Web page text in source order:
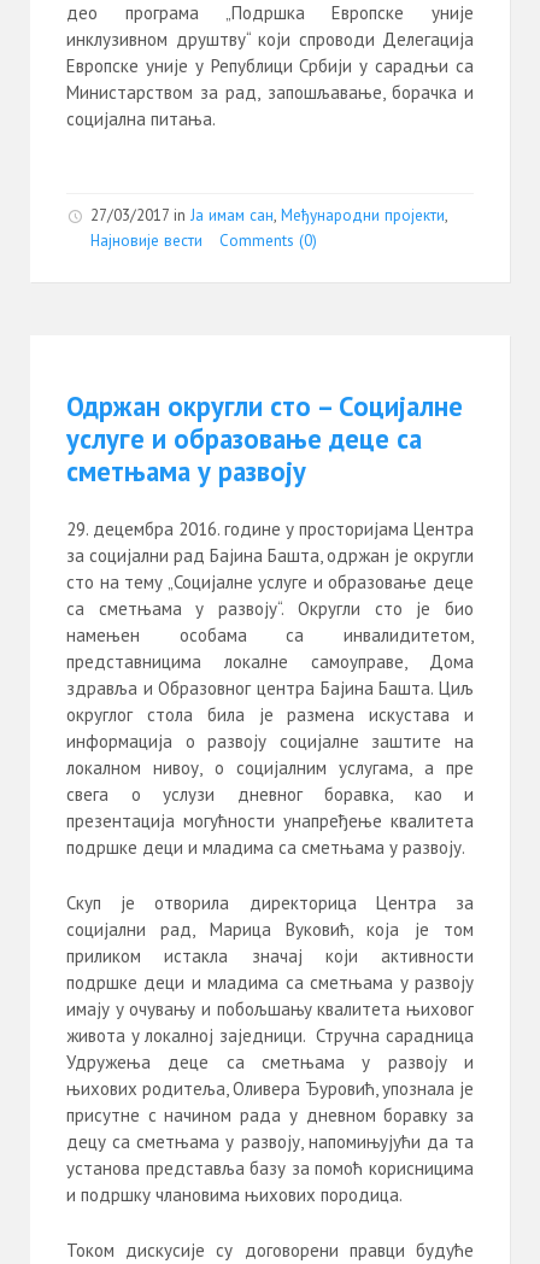
део програма „Подршка Европске уније
инклузивном друштву“ који спроводи Делегацијa
Европске уније у Републици Србији у сарадњи са
Министарством за рад, запошљавање, борачка и
социјална питања.
27/03/2017 in Ја имам сан, Међународни пројекти,
Најновије вести
Comments (0)
Одржан округли сто – Социјалне
услуге и образовање деце са
сметњама у развоју
децембра 2016. године у просторијама Центра
за социјални рад Бајина Башта, одржан је округли
сто на тему „Социјалне услуге и образовање деце
са сметњама у развоју“. Округли сто је био
намењен особама са инвалидитетом,
представницима локалне самоуправе, Дома
здравља и Образовног центра Бајина Башта. Циљ
округлог стола била је размена искустава и
информација о развоју социјалне заштите на
локалном нивоу, о социјалним услугама, а пре
свега о услузи дневног боравка, као и
презентација могућности унапређење квалитета
подршке деци и младима са сметњама у развоју.
Скуп је отворила директорица Центра за
социјални рад, Марица Вуковић, која је том
приликом истакла значај који активности
подршке деци и младима са сметњама у развоју
имају у очувању и побољшању квалитета њиховог
живота у локалној заједници. Стручна сарадница
Удружења деце са сметњама у развоју и
њихових родитеља, Оливера Ђуровић, упознала је
присутне с начином рада у дневном боравку за
децу са сметњама у развоју, напомињујући да та
установа представља базу за помоћ корисницима
и подршку члановима њихових породица.
Током дискусије су договорени правци будуће